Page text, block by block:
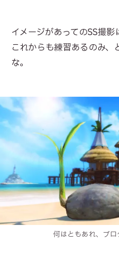
イメージがあってのSS撮
これからも練習あるのみ、
な。
何はともあれ、ブ